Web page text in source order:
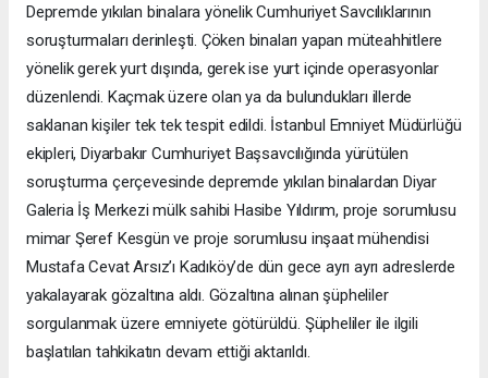
Depremde yıkılan binalara yönelik Cumhuriyet Savcılıklarının
soruşturmaları derinleşti. Çöken binaları yapan müteahhitlere
yönelik gerek yurt dışında, gerek ise yurt içinde operasyonlar
düzenlendi. Kaçmak üzere olan ya da bulundukları illerde
saklanan kişiler tek tek tespit edildi. İstanbul Emniyet Müdürlüğü
ekipleri, Diyarbakır Cumhuriyet Başsavcılığında yürütülen
soruşturma çerçevesinde depremde yıkılan binalardan Diyar
Galeria İş Merkezi mülk sahibi Hasibe Yıldırım, proje sorumlusu
mimar Şeref Kesgün ve proje sorumlusu inşaat mühendisi
Mustafa Cevat Arsız’ı Kadıköy’de dün gece ayrı ayrı adreslerde
yakalayarak gözaltına aldı. Gözaltına alınan şüpheliler
sorgulanmak üzere emniyete götürüldü. Şüpheliler ile ilgili
başlatılan tahkikatın devam ettiği aktarıldı.